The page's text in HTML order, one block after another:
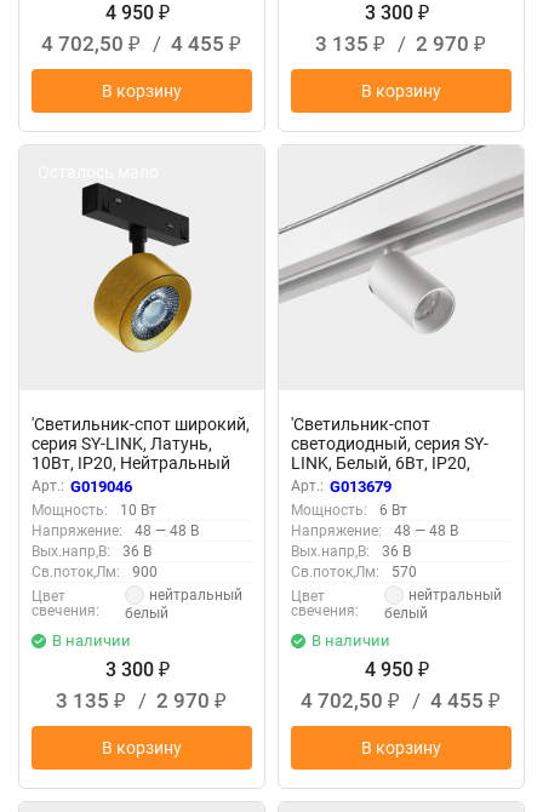
4 950 ₽
4 702,50 ₽ / 4 455 ₽
В корзину
3 300 ₽
3 135 ₽ / 2 970 ₽
В корзину
'Светильник-спот широкий,
серия SY-LINK, Латунь,
10Вт, IP20, Нейтральный
белый (4000К), SY-LINK-
FTS-BR-10-NW 019046
Арт.: G019046
Мощность:
10 Вт
Напряжение:
48 — 48 В
Вых.напр,В:
36 В
Св.поток,Лм:
900
Цвет
свечения:
нейтральный
белый
В наличии
3 300 ₽
3 135 ₽ / 2 970 ₽
В корзину
'Светильник-спот
светодиодный, серия SY-
LINK, Белый, 6Вт, IP20,
Нейтральный белый
(4000К), SY-LINK-SP-WH-6-
NW 013679
Арт.: G013679
Мощность:
6 Вт
Напряжение:
48 — 48 В
Вых.напр,В:
36 В
Св.поток,Лм:
570
Цвет
свечения:
нейтральный
белый
В наличии
4 950 ₽
4 702,50 ₽ / 4 455 ₽
В корзину